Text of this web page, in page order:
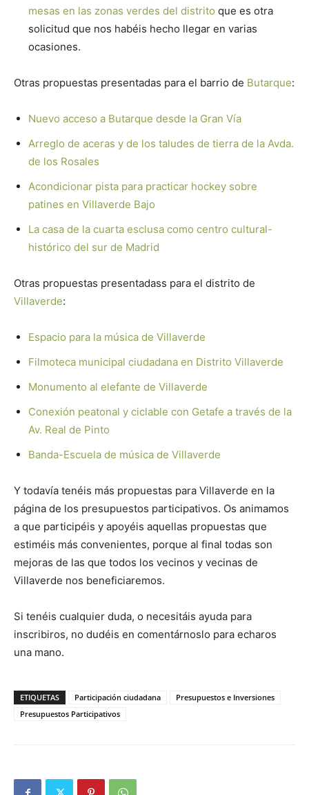
mesas en las zonas verdes del distrito que es otra
solicitud que nos habéis hecho llegar en varias
ocasiones.
Otras propuestas presentadas para el barrio de Butarque:
Nuevo acceso a Butarque desde la Gran Vía
Arreglo de aceras y de los taludes de tierra de la Avda.
de los Rosales
Acondicionar pista para practicar hockey sobre
patines en Villaverde Bajo
La casa de la cuarta esclusa como centro cultural-
histórico del sur de Madrid
Otras propuestas presentadass para el distrito de
Villaverde:
Espacio para la música de Villaverde
Filmoteca municipal ciudadana en Distrito Villaverde
Monumento al elefante de Villaverde
Conexión peatonal y ciclable con Getafe a través de la
Av. Real de Pinto
Banda-Escuela de música de Villaverde
Y todavía tenéis más propuestas para Villaverde en la
página de los presupuestos participativos. Os animamos
a que participéis y apoyéis aquellas propuestas que
estiméis más convenientes, porque al final todas son
mejoras de las que todos los vecinos y vecinas de
Villaverde nos beneficiaremos.
Si tenéis cualquier duda, o necesitáis ayuda para
inscribiros, no dudéis en comentárnoslo para echaros
una mano.
ETIQUETAS Participación ciudadana
Presupuestos e Inversiones
Presupuestos Participativos